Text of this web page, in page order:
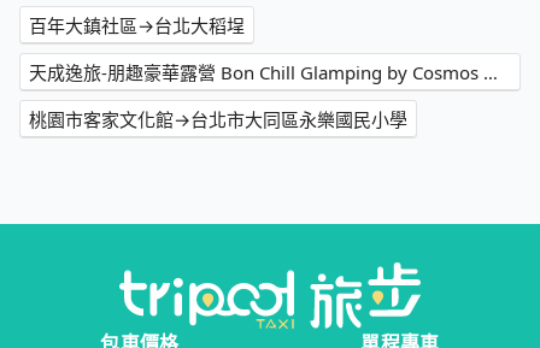
百年大鎮社區→台北大稻埕
天成逸旅-朋趣豪華露營 Bon Chill Glamping by Cosmos Oasis→寧夏夜市
桃園市客家文化館→台北市大同區永樂國民小學